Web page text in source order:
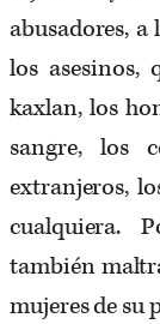
abusadores,
los asesinos,
kaxlan, los
sangre, los
extranjeros,
cualquiera.
también
mujeres de